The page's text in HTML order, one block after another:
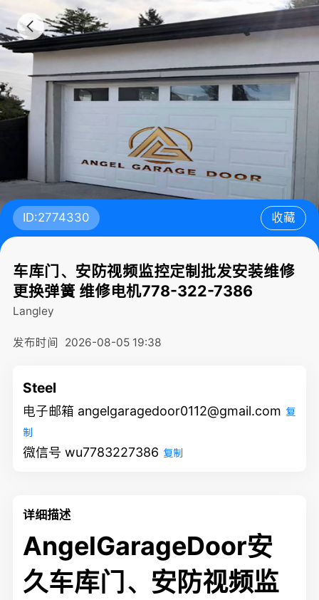
ID:2774330 收藏
车库门、安防视频监控定制批发安装维修
更换弹簧 维修电机778-322-7386
Langley
发布时间 2026-08-05 19:38
Steel
电子邮箱 angelgaragedoor0112@gmail.com 复
制
微信号 wu7783227386 复制
详细描述
AngelGarageDoor安
久车库门、安防视频监